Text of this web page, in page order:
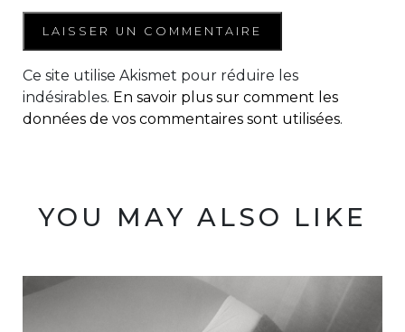
Ce site utilise Akismet pour réduire les
indésirables. En savoir plus sur comment les
données de vos commentaires sont utilisées.
YOU MAY ALSO LIKE